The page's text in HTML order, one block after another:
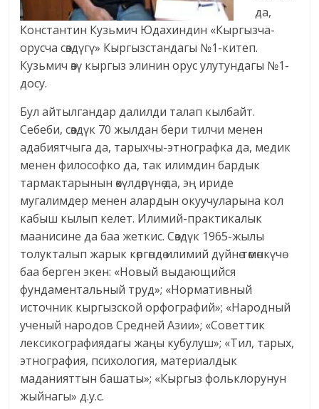
да,
Константин Кузьмич Юдахиндин «Кыргызча-
орусча сөздүгү» Кыргызстандагы №1-китеп.
Кузьмич өзү кыргыз элинин орус улутундагы №1-
досу.
Бул айтылгандар далилди талап кылбайт.
Себеби, сөздүк 70 жылдан бери тилчи менен
адабиятчыга да, тарыхчы-этнографка да, медик
менен философко да, так илимдин бардык
тармактарынын өкүлдөрүнө да, эң ириде
мугалимдер менен алардын окуучуларына кол
кабыш кылып келет. Илимий-практикалык
маанисине да баа жеткис. Сөздүк 1965-жылы
толукталып жарык көргөндө илимий дүйнө төмөнкүчө
баа берген экен: «Новый выдающийся
фундаментальный труд»; «Нормативный
источник кыргызской орфографий»; «Народный
ученый народов Средней Азии»; «Советтик
лексикографиядагы жаңы кубулуш»; «Тил, тарых,
этнография, психология, материалдык
маданияттын башаты»; «Кыргыз фольклорунун
жыйнагы» д.у.с.